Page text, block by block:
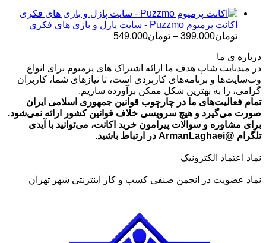
تومان699,000
اکانت پرمیوم Puzzmo - سایت پازل و بازی های فکری
تومان399,000
– تومان549,000
تا
تومان549,000
درباره ی ما
در میدنایت شاپ هدف ما ارائه اشتراک های پرمیوم برای انواع
وب‌سایت‌ها و برنامه‌های کاربردی است، تا نیازهای شما، کاربران
گرامی، را به بهترین شکل ممکن برآورده سازیم.
تمام فعالیت‌های ما در چارچوب قوانین جمهوری اسلامی ایران
صورت می‌گیرد و هیچ سرویسی خلاف قوانین کشور ارائه نمی‌شود.
برای مشاوره و سوالات پیرامون خرید اکانت، می‌توانید با آیدی
تلگرام @ArmanLaghaei در ارتباط باشید.
نماد اعتماد الکترونیک
نماد عضویت در انجمن صنفی کسب و کار اینترنتی شهر تهران